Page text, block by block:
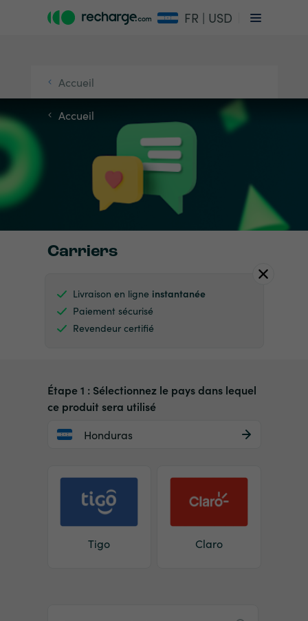
FR | USD
Accueil
Accueil
Carriers
Livraison en ligne instantanée
Paiement sécurisé
Revendeur certifié
Étape 1 : Sélectionnez le pays dans lequel
ce produit sera utilisé
Honduras
Tigo Claro